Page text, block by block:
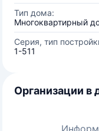
Тип дома:
Многоквартирный
Серия, тип
1-511
Организации в